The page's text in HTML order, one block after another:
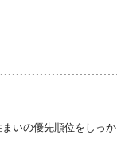
いの優先順位をしっか